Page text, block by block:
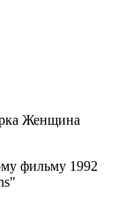
Женщина
фильму 1992